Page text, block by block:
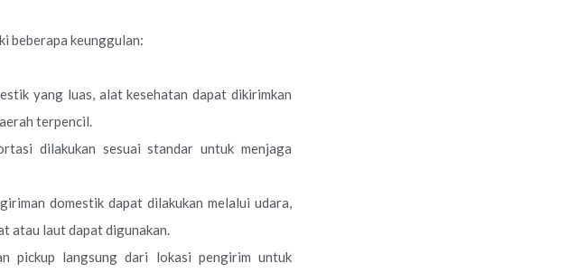
beberapa keunggulan:
yang luas, alat kesehatan dapat dikirimkan
terpencil.
dilakukan sesuai standar untuk menjaga
domestik dapat dilakukan melalui udara,
atau laut dapat digunakan.
pickup langsung dari lokasi pengirim untuk